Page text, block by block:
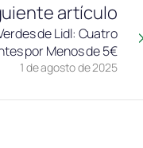
artículo
1 de agosto de 2025
de Lidl: Cuatro
por Menos de 5€